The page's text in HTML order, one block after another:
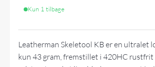
Kun 1 tilbage
Leatherman Skeletool KB er en ultralet
kun 43 gram, fremstillet i 420HC rustfrit